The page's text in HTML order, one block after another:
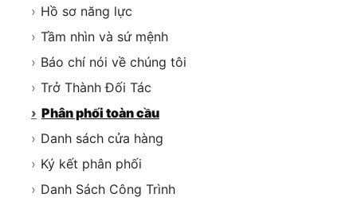
› Hồ sơ năng lực
› Tầm nhìn và sứ mệnh
› Báo chí nói về chúng tôi
› Trở Thành Đối Tác
› Phân phối toàn cầu
› Danh sách cửa hàng
› Ký kết phân phối
› Danh Sách Công Trình